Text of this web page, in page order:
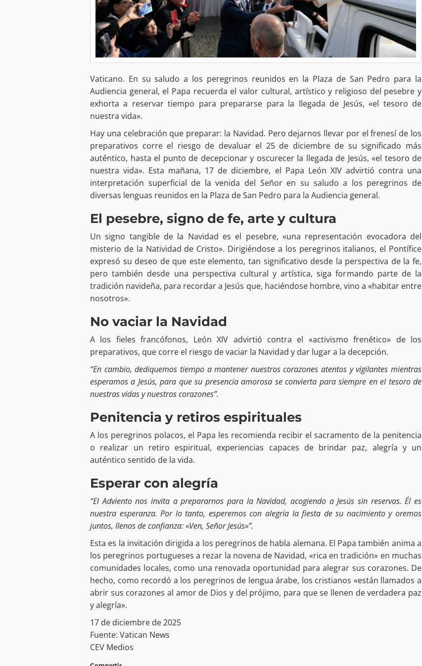
Vaticano. En su saludo a los peregrinos reunidos en la Plaza de San Pedro para la
Audiencia general, el Papa recuerda el valor cultural, artístico y religioso del pesebre y
exhorta a reservar tiempo para prepararse para la llegada de Jesús, «el tesoro de
nuestra vida».
Hay una celebración que preparar: la Navidad. Pero dejarnos llevar por el frenesí de los
preparativos corre el riesgo de devaluar el 25 de diciembre de su significado más
auténtico, hasta el punto de decepcionar y oscurecer la llegada de Jesús, «el tesoro de
nuestra vida». Esta mañana, 17 de diciembre, el Papa León XIV advirtió contra una
interpretación superficial de la venida del Señor en su saludo a los peregrinos de
diversas lenguas reunidos en la Plaza de San Pedro para la Audiencia general.
El pesebre, signo de fe, arte y cultura
Un signo tangible de la Navidad es el pesebre, «una representación evocadora del
misterio de la Natividad de Cristo». Dirigiéndose a los peregrinos italianos, el Pontífice
expresó su deseo de que este elemento, tan significativo desde la perspectiva de la fe,
pero también desde una perspectiva cultural y artística, siga formando parte de la
tradición navideña, para recordar a Jesús que, haciéndose hombre, vino a «habitar entre
nosotros».
No vaciar la Navidad
A los fieles francófonos, León XIV advirtió contra el «activismo frenético» de los
preparativos, que corre el riesgo de vaciar la Navidad y dar lugar a la decepción.
“En cambio, dediquemos tiempo a mantener nuestros corazones atentos y vigilantes mientras
esperamos a Jesús, para que su presencia amorosa se convierta para siempre en el tesoro de
nuestras vidas y nuestros corazones”.
Penitencia y retiros espirituales
A los peregrinos polacos, el Papa les recomienda recibir el sacramento de la penitencia
o realizar un retiro espiritual, experiencias capaces de brindar paz, alegría y un
auténtico sentido de la vida.
Esperar con alegría
“El Adviento nos invita a prepararnos para la Navidad, acogiendo a Jesús sin reservas. Él es
nuestra esperanza. Por lo tanto, esperemos con alegría la fiesta de su nacimiento y oremos
juntos, llenos de confianza: «Ven, Señor Jesús»”.
Esta es la invitación dirigida a los peregrinos de habla alemana. El Papa también anima a
los peregrinos portugueses a rezar la novena de Navidad, «rica en tradición» en muchas
comunidades locales, como una renovada oportunidad para alegrar sus corazones. De
hecho, como recordó a los peregrinos de lengua árabe, los cristianos «están llamados a
abrir sus corazones al amor de Dios y del prójimo, para que se llenen de verdadera paz
y alegría».
17 de diciembre de 2025
Fuente: Vatican News
CEV Medios